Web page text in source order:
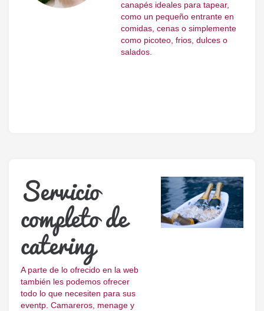
canapés ideales para tapear,
como un pequeño entrante en
comidas, cenas o simplemente
como picoteo, frios, dulces o
salados.
Servicio
completo de
catering
A parte de lo ofrecido en la web
también les podemos ofrecer
todo lo que necesiten para sus
eventp. Camareros, menage y